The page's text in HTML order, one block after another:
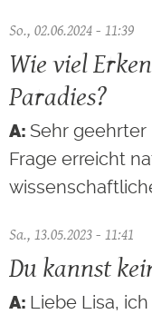
So., 02.06.2024 - 11:39
Wie viel
Paradies?
Sehr geehrter
Frage erreicht
Sa., 13.05.2023 - 11:41
Du kannst
Liebe Lisa,